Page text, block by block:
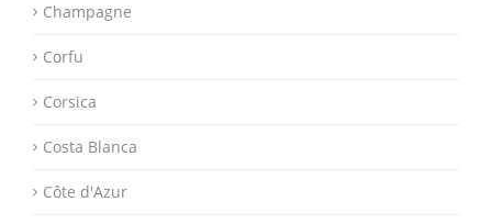
Champagne
Corfu
Corsica
Costa Blanca
Côte d'Azur